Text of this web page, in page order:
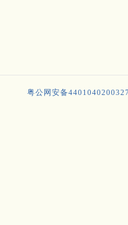
粤公网安备